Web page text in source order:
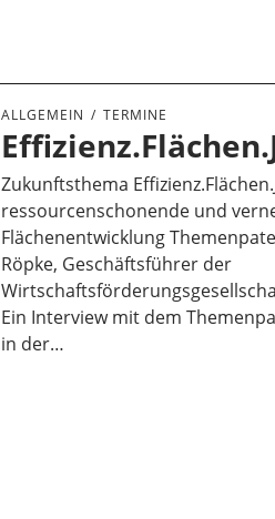
ALLGEMEIN TERMINE
Zukunftsthema
ressourcenschonende und
Flächenentwicklung
Röpke, Geschäftsführer der
Ein Interview mit dem
in der…